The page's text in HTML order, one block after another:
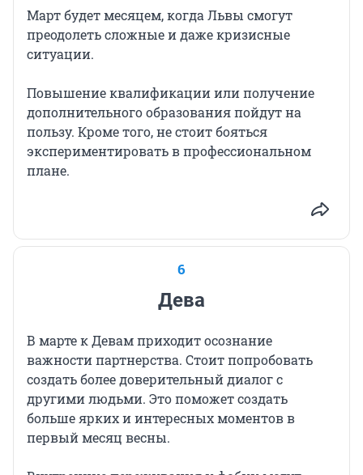
Март будет месяцем, когда Львы смогут
преодолеть сложные и даже кризисные
ситуации.
Повышение квалификации или получение
дополнительного образования пойдут на
пользу. Кроме того, не стоит бояться
экспериментировать в профессиональном
плане.
6
Дева
В марте к Девам приходит осознание
важности партнерства. Стоит попробовать
создать более доверительный диалог с
другими людьми. Это поможет создать
больше ярких и интересных моментов в
первый месяц весны.